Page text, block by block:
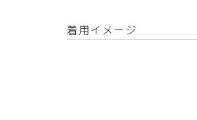
着用イメージ